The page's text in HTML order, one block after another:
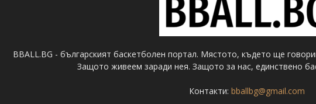
BBALL.BG - българският баскетболен портал. Мястото, където ще
Защото живеем заради нея. Защото за нас, единствено
Контакти: bballbg@gmail.com